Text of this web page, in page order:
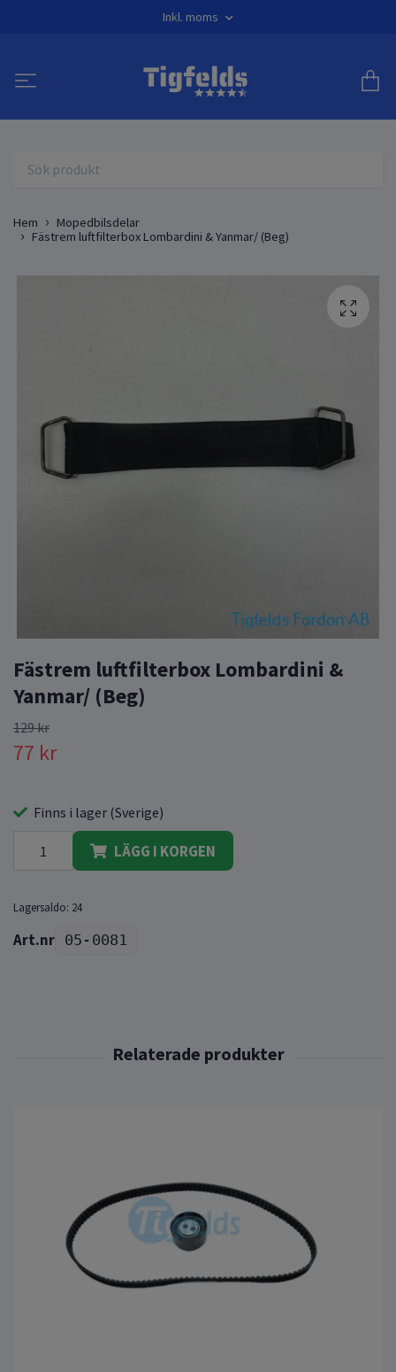
Inkl. moms
Hem
Mopedbilsdelar
Fästrem luftfilterbox Lombardini & Yanmar/ (Beg)
Fästrem luftfilterbox Lombardini &
Yanmar/ (Beg)
129 kr
77 kr
Finns i lager (Sverige)
LÄGG I KORGEN
Lagersaldo: 24
05-0081